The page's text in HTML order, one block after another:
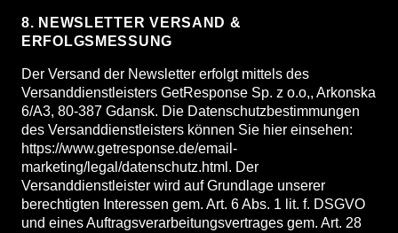
8. NEWSLETTER VERSAND &
ERFOLGSMESSUNG
Der Versand der Newsletter erfolgt mittels des
Versanddienstleisters GetResponse Sp. z o.o,, Arkonska
6/A3, 80-387 Gdansk. Die Datenschutzbestimmungen
des Versanddienstleisters können Sie hier einsehen:
https://www.getresponse.de/email-
marketing/legal/datenschutz.html. Der
Versanddienstleister wird auf Grundlage unserer
berechtigten Interessen gem. Art. 6 Abs. 1 lit. f. DSGVO
und eines Auftragsverarbeitungsvertrages gem. Art. 28